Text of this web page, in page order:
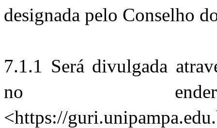
designada pelo Conselho
7.1.1 Será divulgada
no
<https://